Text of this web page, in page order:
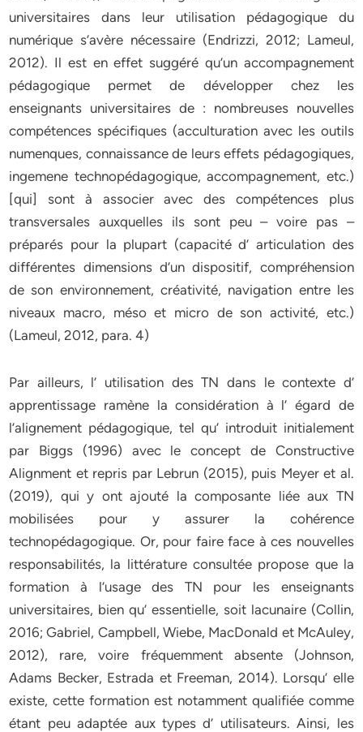
universitaires dans leur utilisation pédagogique du
numérique s’avère nécessaire (Endrizzi, 2012; Lameul,
2012). Il est en effet suggéré qu’un accompagnement
pédagogique permet de développer chez les
enseignants universitaires de : nombreuses nouvelles
compétences spécifiques (acculturation avec les outils
numenques, connaissance de leurs effets pédagogiques,
ingemene technopédagogique, accompagnement, etc.)
[qui] sont à associer avec des compétences plus
transversales auxquelles ils sont peu – voire pas –
préparés pour la plupart (capacité d’ articulation des
différentes dimensions d’un dispositif, compréhension
de son environnement, créativité, navigation entre les
niveaux macro, méso et micro de son activité, etc.)
(Lameul, 2012, para. 4)
Par ailleurs, l’ utilisation des TN dans le contexte d’
apprentissage ramène la considération à l’ égard de
l’alignement pédagogique, tel qu’ introduit initialement
par Biggs (1996) avec le concept de Constructive
Alignment et repris par Lebrun (2015), puis Meyer et al.
(2019), qui y ont ajouté la composante liée aux TN
mobilisées pour y assurer la cohérence
technopédagogique. Or, pour faire face à ces nouvelles
responsabilités, la littérature consultée propose que la
formation à l’usage des TN pour les enseignants
universitaires, bien qu’ essentielle, soit lacunaire (Collin,
2016; Gabriel, Campbell, Wiebe, MacDonald et McAuley,
2012), rare, voire fréquemment absente (Johnson,
Adams Becker, Estrada et Freeman, 2014). Lorsqu’ elle
existe, cette formation est notamment qualifiée comme
étant peu adaptée aux types d’ utilisateurs. Ainsi, les